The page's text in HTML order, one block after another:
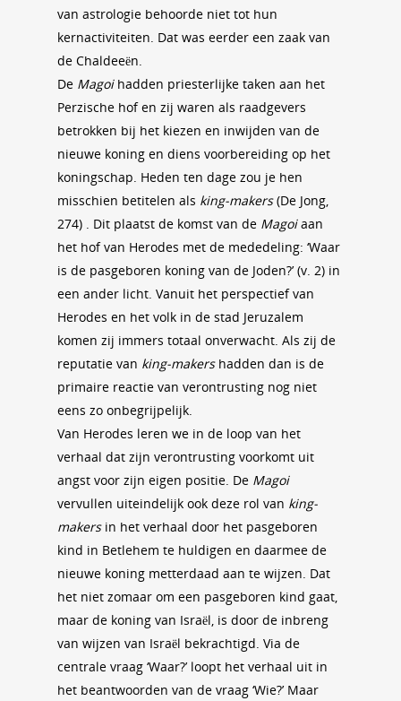
van astrologie behoorde niet tot hun
kernactiviteiten. Dat was eerder een zaak van
de Chaldeeën.
De Magoihadden priesterlijke taken aan het
Perzische hof en zij waren als raadgevers
betrokken bij het kiezen en inwijden van de
nieuwe koning en diens voorbereiding op het
koningschap. Heden ten dage zou je hen
misschien betitelen als king-makers(De Jong,
274) . Dit plaatst de komst van de Magoiaan
het hof van Herodes met de mededeling: ‘Waar
is de pasgeboren koning van de Joden?’ (v. 2) in
een ander licht. Vanuit het perspectief van
Herodes en het volk in de stad Jeruzalem
komen zij immers totaal onverwacht. Als zij de
reputatie van king-makershadden dan is de
primaire reactie van verontrusting nog niet
eens zo onbegrijpelijk.
Van Herodes leren we in de loop van het
verhaal dat zijn verontrusting voorkomt uit
angst voor zijn eigen positie. De Magoi
vervullen uiteindelijk ook deze rol van king-
makersin het verhaal door het pasgeboren
kind in Betlehem te huldigen en daarmee de
nieuwe koning metterdaad aan te wijzen. Dat
het niet zomaar om een pasgeboren kind gaat,
maar de koning van Israël, is door de inbreng
van wijzen van Israël bekrachtigd. Via de
centrale vraag ‘Waar?’ loopt het verhaal uit in
het beantwoorden van de vraag ‘Wie?’ Maar